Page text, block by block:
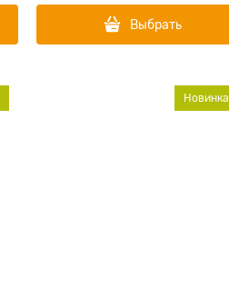
Выбрать
Новинка